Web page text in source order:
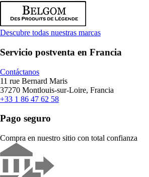
Descubre todas nuestras marcas
Servicio postventa en Francia
Contáctanos
11 rue Bernard Maris
37270 Montlouis-sur-Loire, Francia
+33 1 86 47 62 58
Pago seguro
Compra en nuestro sitio con total confianza